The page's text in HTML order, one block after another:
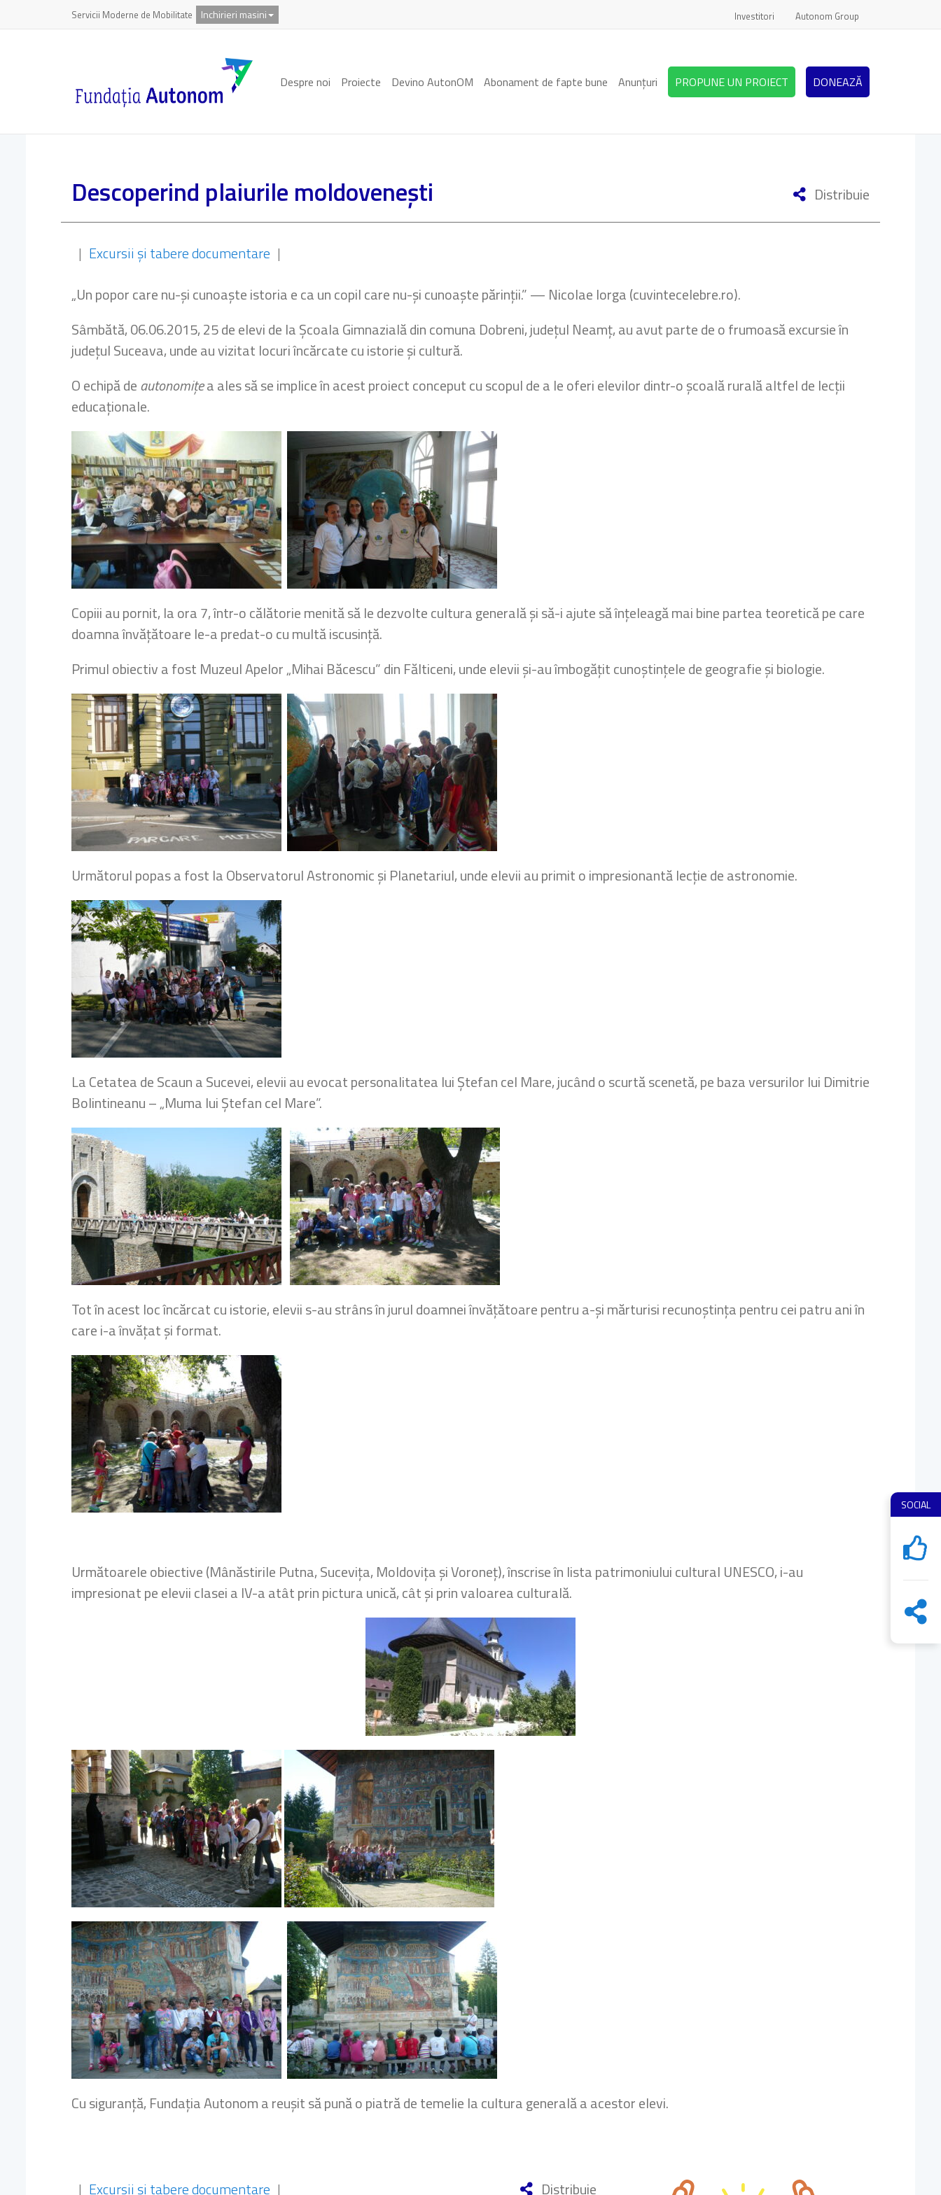
SOCIAL
Servicii Moderne de Mobilitate Inchirieri masini Investitori Autonom Group
Despre noi Proiecte Devino AutonOM Abonament de fapte bune Anunțuri PROPUNE UN PROIECT DONEAZĂ
Descoperind plaiurile moldovenești Distribuie
| Excursii și tabere documentare |
„Un popor care nu-și cunoaște istoria e ca un copil care nu-și cunoaște părinții.” — Nicolae Iorga (cuvintecelebre.ro).
Sâmbătă, 06.06.2015, 25 de elevi de la Școala Gimnazială din comuna Dobreni, județul Neamț, au avut parte de o frumoasă excursie în
județul Suceava, unde au vizitat locuri încărcate cu istorie și cultură.
O echipă deautonomițea ales să se implice în acest proiect conceput cu scopul de a le oferi elevilor dintr-o școală rurală altfel de lecții
educaționale.
Copiii au pornit, la ora 7, într-o călătorie menită să le dezvolte cultura generală și să-i ajute să înțeleagă mai bine partea teoretică pe care
doamna învățătoare le-a predat-o cu multă iscusință.
Primul obiectiv a fost Muzeul Apelor „Mihai Băcescu” din Fălticeni, unde elevii și-au îmbogățit cunoștințele de geografie și biologie.
Următorul popas a fost la Observatorul Astronomic și Planetariul, unde elevii au primit o impresionantă lecție de astronomie.
La Cetatea de Scaun a Sucevei, elevii au evocat personalitatea lui Ștefan cel Mare, jucând o scurtă scenetă, pe baza versurilor lui Dimitrie
Bolintineanu – „Muma lui Ștefan cel Mare”.
Tot în acest loc încărcat cu istorie, elevii s-au strâns în jurul doamnei învățătoare pentru a-și mărturisi recunoștința pentru cei patru ani în
care i-a învățat și format.
Următoarele obiective (Mânăstirile Putna, Sucevița, Moldovița și Voroneț), înscrise în lista patrimoniului cultural UNESCO, i-au
impresionat pe elevii clasei a IV-a atât prin pictura unică, cât și prin valoarea culturală.
Cu siguranță, Fundația Autonom a reușit să pună o piatră de temelie la cultura generală a acestor elevi.
| Excursii și tabere documentare | Distribuie